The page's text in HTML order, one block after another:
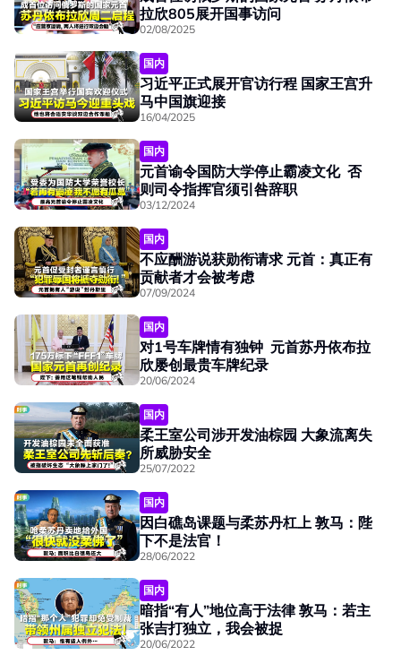
拉欣805展开国事访问
02/08/2025
国内
习近平正式展开官访行程 国家王宫升
马中国旗迎接
16/04/2025
国内
元首谕令国防大学停止霸凌文化 否
则司令指挥官须引咎辞职
03/12/2024
国内
不应酬游说获勋衔请求 元首：真正有
贡献者才会被考虑
07/09/2024
国内
对1号车牌情有独钟 元首苏丹依布拉
欣屡创最贵车牌纪录
20/06/2024
国内
柔王室公司涉开发油棕园 大象流离失
所威胁安全
25/07/2022
国内
因白礁岛课题与柔苏丹杠上 敦马：陛
下不是法官！
28/06/2022
国内
暗指“有人”地位高于法律 敦马：若主
张吉打独立，我会被捉
20/06/2022